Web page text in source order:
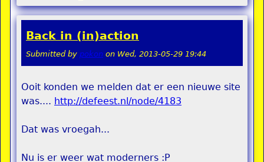
Back in (in)action
Submitted by pokon on Wed, 2013-05-29 19:44
Ooit konden we melden dat er een nieuwe site
was.... http://defeest.nl/node/4183
Dat was vroegah...
Nu is er weer wat moderners :P